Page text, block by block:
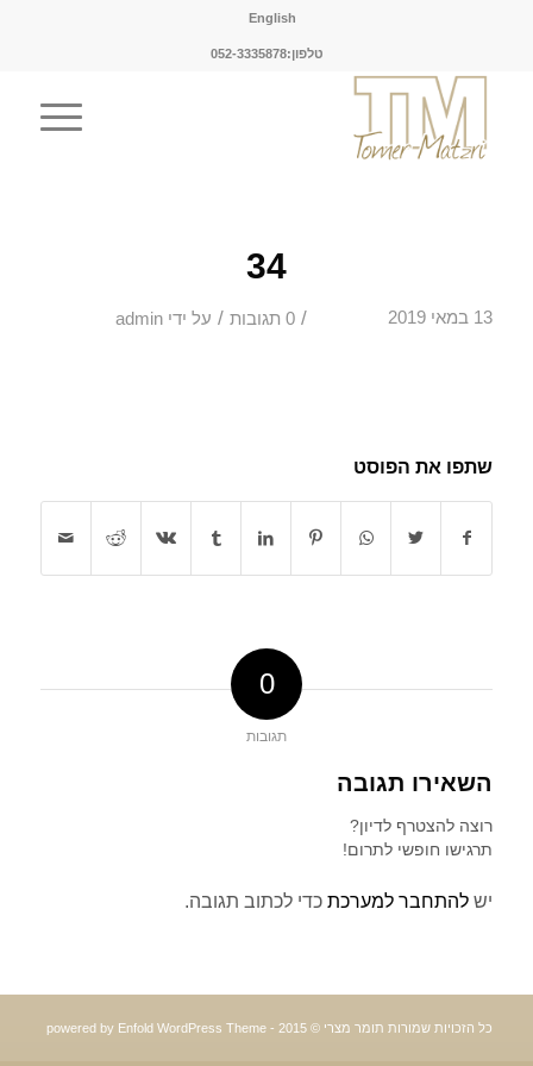
English
טלפון:052-3335878
34
13 במאי 2019 / 0 תגובות / על ידי admin
שתפו את הפוסט
0
תגובות
השאירו תגובה
רוצה להצטרף לדיון?
תרגישו חופשי לתרום!
יש להתחבר למערכתכדי לכתוב תגובה.
כל הזכויות שמורות תומר מצרי © 2015 - powered by Enfold WordPress Theme